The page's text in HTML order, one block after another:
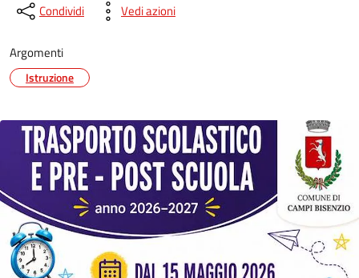
Condividi Vedi azioni
Argomenti
Istruzione